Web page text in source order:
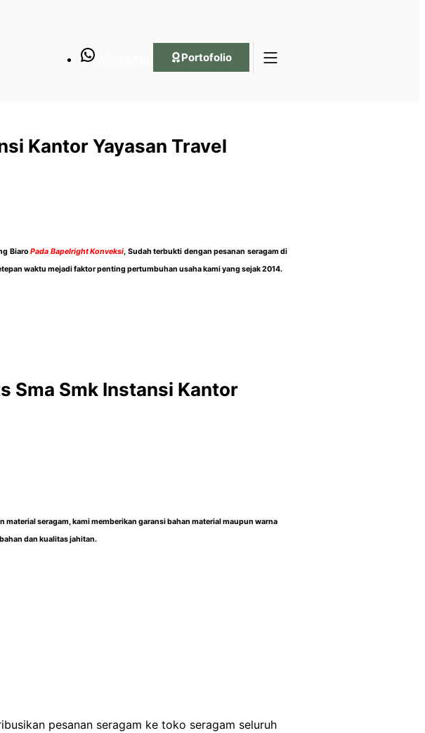
Portofolio
Kantor Yayasan Travel
Biaro Pada Bapelright Konveksi , Sudah terbukti dengan pesanan seragam di
waktu mejadi faktor penting pertumbuhan usaha kami yang sejak 2014.
Sma Smk Instansi Kantor
seragam, kami memberikan garansi bahan material maupun warna
dan kualitas jahitan.
pesanan seragam ke toko seragam seluruh